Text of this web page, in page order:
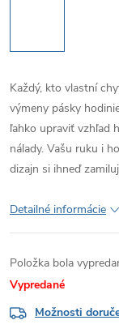
Každý, kto vlastní
výmeny pásky
ľahko upraviť vzhľad
nálady. Vašu ruku i
dizajn si ihneď
Detailné informácie
Položka bola
Vypredané
Možnosti